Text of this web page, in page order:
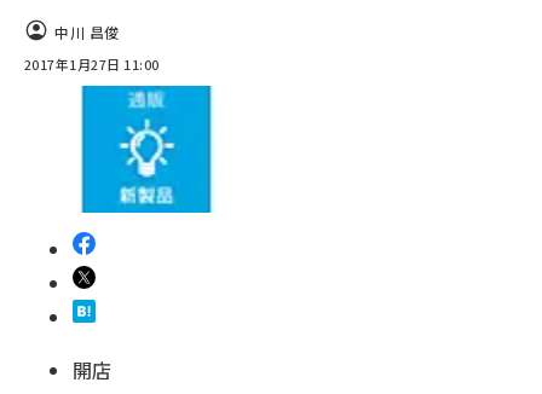
中川 昌俊
2017年1月27日 11:00
開店